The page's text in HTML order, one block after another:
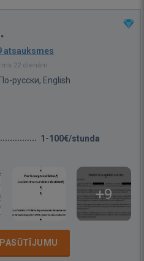
atsauksmes
22 dienām
русски, English
1-100€/stunda
+9